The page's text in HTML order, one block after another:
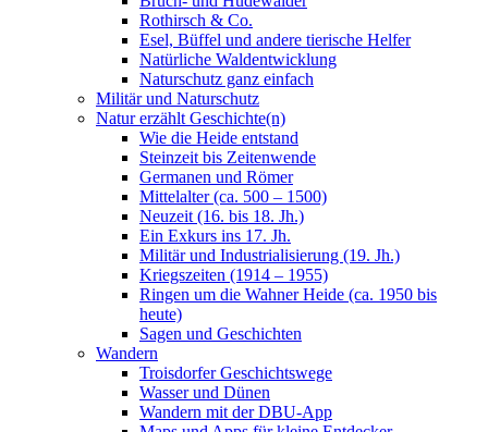
Rothirsch & Co.
Esel, Büffel und andere tierische Helfer
Natürliche Waldentwicklung
Naturschutz ganz einfach
Militär und Naturschutz
Natur erzählt Geschichte(n)
Wie die Heide entstand
Steinzeit bis Zeitenwende
Germanen und Römer
Mittelalter (ca. 500 – 1500)
Neuzeit (16. bis 18. Jh.)
Ein Exkurs ins 17. Jh.
Militär und Industrialisierung (19. Jh.)
Kriegszeiten (1914 – 1955)
Ringen um die Wahner Heide (ca. 1950 bis
heute)
Sagen und Geschichten
Wandern
Troisdorfer Geschichtswege
Wasser und Dünen
Wandern mit der DBU-App